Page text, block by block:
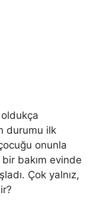
oldukça
durumu ilk
onunla
bakım evinde
Çok yalnız,